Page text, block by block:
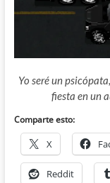
Yo seré un
fiesta en un
Comparte esto:
X
Reddit